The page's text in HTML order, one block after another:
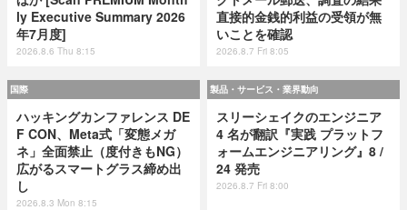
ly Executive Summary 2026
年7月度]
2026.8.6 Thu 8:15
直接的金銭的利益の受領が無
いことを確認
2026.8.7 Fri 8:05
国際
ハッキングカンファレンス DE
F CON、Meta式「変態メガ
ネ」全面禁止（度付きもNG）
広がるスマートグラス締め出
し
2026.8.3 Mon 8:15
製品・サービス・業界動向
スリーシェイクのエンジニア
4 名が翻訳『実践 プラットフ
ォームエンジニアリング』8 /
24 発売
2026.8.7 Fri 8:00